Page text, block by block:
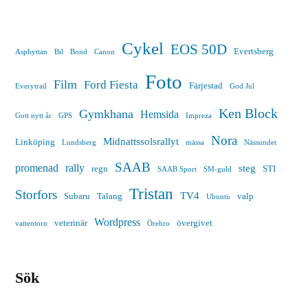
Asphyttan Bil Bond Canon Cykel EOS 50D Evertsberg
Everytrail Film Ford Fiesta Foto Färjestad God Jul
Gott nytt år GPS Gymkhana Hemsida Impreza Ken Block
Linköping Lundsberg Midnattssolsrallyt mässa Nora Nässundet
promenad rally regn SAAB SAAB Sport SM-guld steg STI
Storfors Subaru Talang Tristan TV4 Ubuntu valp
vattentorn veterinär Wordpress Örebro övergivet
Sök